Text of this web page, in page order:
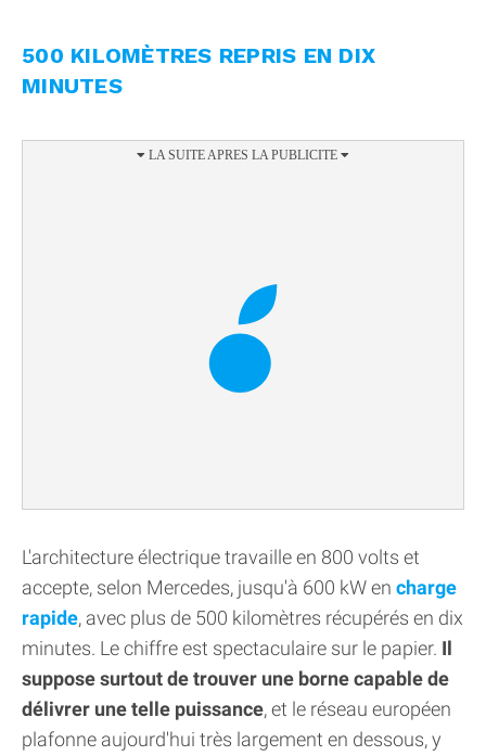
500 KILOMÈTRES REPRIS EN DIX
MINUTES
L'architecture électrique travaille en 800 volts et
accepte, selon Mercedes, jusqu'à 600 kW en charge
rapide, avec plus de 500 kilomètres récupérés en dix
minutes. Le chiffre est spectaculaire sur le papier. Il
suppose surtout de trouver une borne capable de
délivrer une telle puissance, et le réseau européen
plafonne aujourd'hui très largement en dessous, y